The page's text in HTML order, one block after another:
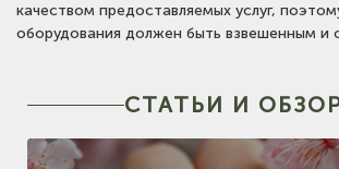
качеством предоставляемых услуг,
оборудования должен быть взвешенным и
СТАТЬИ И